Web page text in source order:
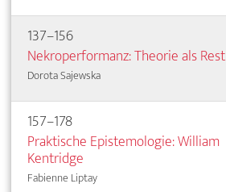
137–156
Nekroperformanz: Theorie als Rest
Dorota Sajewska
157–178
Praktische Epistemologie: William
Kentridge
Fabienne Liptay